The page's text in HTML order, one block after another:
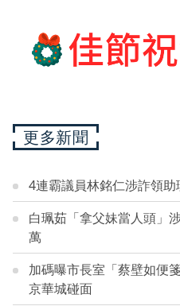
更多新聞
4連霸議員林銘仁涉詐領
白珮茹「拿父妹當人頭
萬
加碼曝市長室「蔡壁如便
京華城碰面